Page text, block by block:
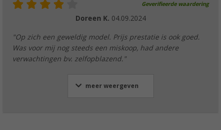
Geverifieerde waardering
Doreen K. 04.09.2024
"Op zich een geweldig model. Prijs prestatie is ook goed.
Was voor mij nog steeds een miskoop, had andere
verwachtingen bv. zelfopblazend."
meer weergeven